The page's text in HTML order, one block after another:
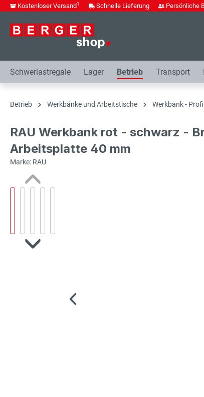
Zur Hauptnavigation springen
Kostenloser Versand1 Schnelle Lieferung Persönliche
Schwerlastregale Lager Betrieb Transport
Betrieb Werkbänke und Arbeitstische Werkbank -
RAU Werkbank rot - schwarz -
Arbeitsplatte 40 mm
Marke: RAU